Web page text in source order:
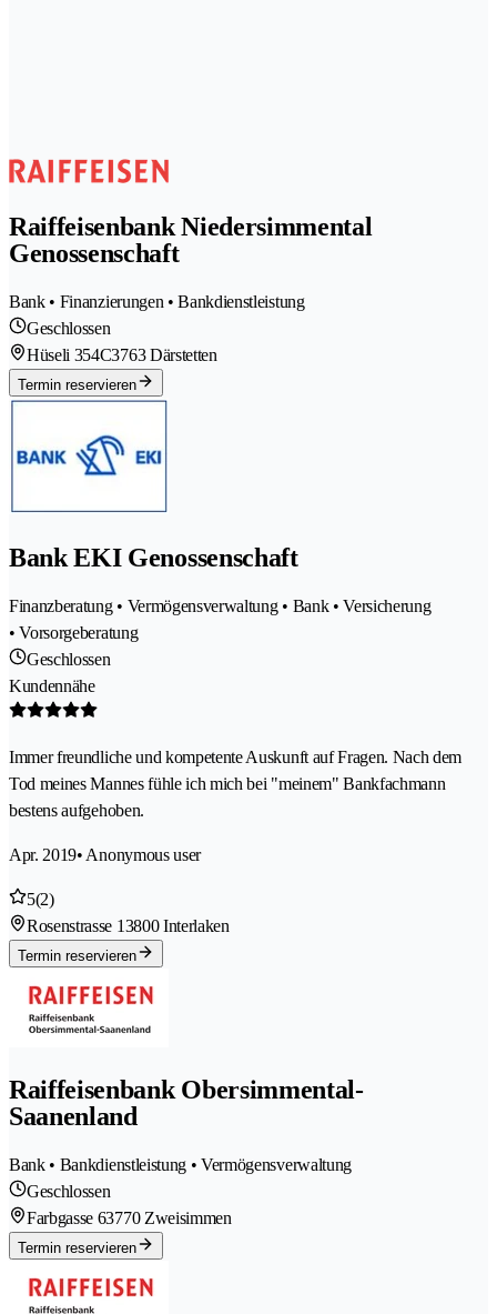
Raiffeisenbank Niedersimmental
Genossenschaft
Bank • Finanzierungen • Bankdienstleistung
Geschlossen
Hüseli 354C3763 Därstetten
Termin reservieren
Bank EKI Genossenschaft
Finanzberatung • Vermögensverwaltung • Bank • Versicherung
• Vorsorgeberatung
Geschlossen
Kundennähe
Immer freundliche und kompetente Auskunft auf Fragen. Nach dem
Tod meines Mannes fühle ich mich bei "meinem" Bankfachmann
bestens aufgehoben.
Apr. 2019• Anonymous user
5(2)
Rosenstrasse 13800 Interlaken
Termin reservieren
Raiffeisenbank Obersimmental-
Saanenland
Bank • Bankdienstleistung • Vermögensverwaltung
Geschlossen
Farbgasse 63770 Zweisimmen
Termin reservieren